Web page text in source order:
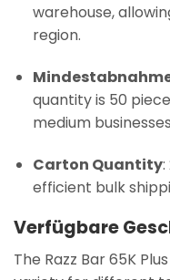
warehouse,
region.
quantity is 50
medium
Carton Quantity
efficient bulk
Verfügbare
The Razz Bar 65K